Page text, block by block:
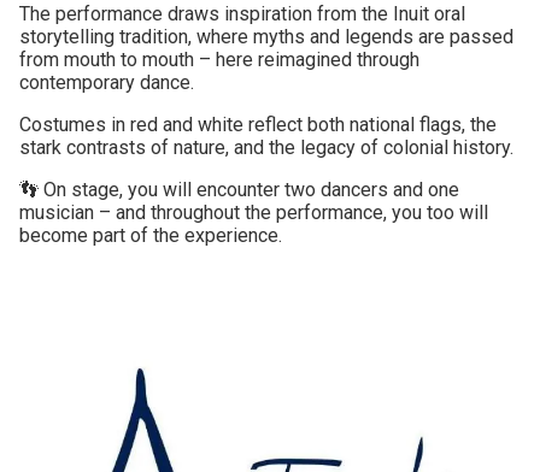
The performance draws inspiration from the Inuit oral
storytelling tradition, where myths and legends are passed
from mouth to mouth – here reimagined through
contemporary dance.
Costumes in red and white reflect both national flags, the
stark contrasts of nature, and the legacy of colonial history.
👣 On stage, you will encounter two dancers and one
musician – and throughout the performance, you too will
become part of the experience.